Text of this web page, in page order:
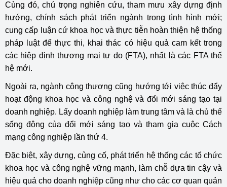
Cùng đó, chú trọng nghiên cứu, tham mưu xây dựng định
hướng, chính sách phát triển ngành trong tình hình mới;
cung cấp luận cứ khoa học và thực tiễn hoàn thiện hệ thống
pháp luật để thực thi, khai thác có hiệu quả cam kết trong
các hiệp định thương mại tự do (FTA), nhất là các FTA thế
hệ mới.
Ngoài ra, ngành công thương cũng hướng tới việc thúc đẩy
hoạt động khoa học và công nghệ và đổi mới sáng tạo tại
doanh nghiệp. Lấy doanh nghiệp làm trung tâm và là chủ thể
sống động của đổi mới sáng tạo và tham gia cuộc Cách
mạng công nghiệp lần thứ 4.
Đặc biệt, xây dựng, củng cố, phát triển hệ thống các tổ chức
khoa học và công nghệ vững mạnh, làm chỗ dựa tin cậy và
hiệu quả cho doanh nghiệp cũng như cho các cơ quan quản